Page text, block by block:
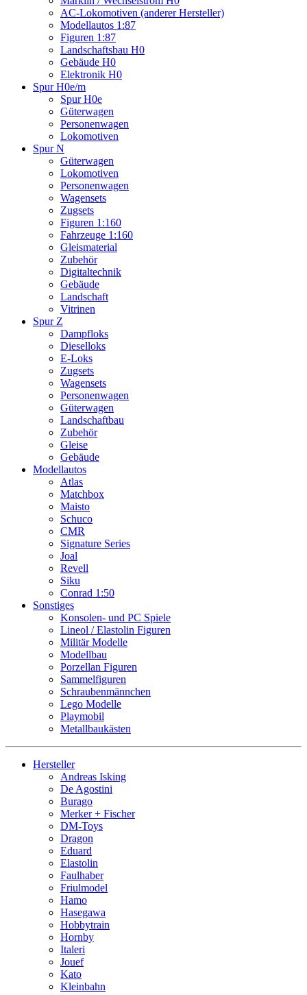
AC-Lokomotiven (anderer Hersteller)
Modellautos 1:87
Figuren 1:87
Landschaftsbau H0
Gebäude H0
Elektronik H0
Spur H0e/m
Spur H0e
Güterwagen
Personenwagen
Lokomotiven
Spur N
Güterwagen
Lokomotiven
Personenwagen
Wagensets
Zugsets
Figuren 1:160
Fahrzeuge 1:160
Gleismaterial
Zubehör
Digitaltechnik
Gebäude
Landschaft
Vitrinen
Spur Z
Dampfloks
Dieselloks
E-Loks
Zugsets
Wagensets
Personenwagen
Güterwagen
Landschaftbau
Zubehör
Gleise
Gebäude
Modellautos
Atlas
Matchbox
Maisto
Schuco
CMR
Signature Series
Joal
Revell
Siku
Conrad 1:50
Sonstiges
Konsolen- und PC Spiele
Lineol / Elastolin Figuren
Militär Modelle
Modellbau
Porzellan Figuren
Sammelfiguren
Schraubenmännchen
Lego Modelle
Playmobil
Metallbaukästen
Hersteller
Andreas Isking
De Agostini
Burago
Merker + Fischer
DM-Toys
Dragon
Eduard
Elastolin
Faulhaber
Friulmodel
Hamo
Hasegawa
Hobbytrain
Hornby
Italeri
Jouef
Kato
Kleinbahn